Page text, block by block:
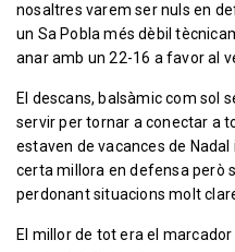
nosaltres varem ser nuls en
un Sa Pobla més dèbil
anar amb un 22-16 a favor al
El descans, balsàmic com sol
servir per tornar a conectar a
estaven de vacances de
certa millora en defensa però
perdonant situacions molt
El millor de tot era el